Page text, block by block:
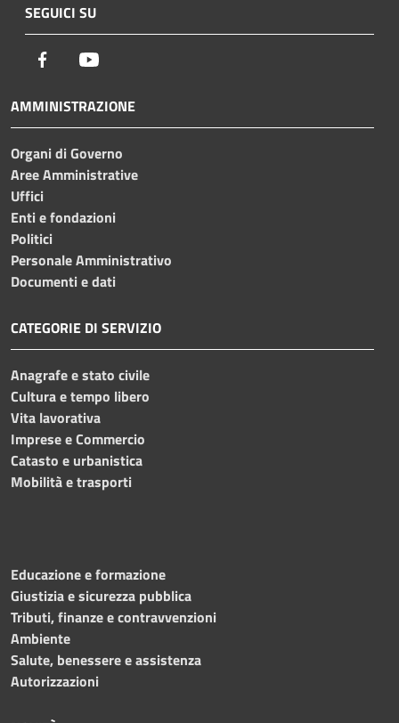
SEGUICI SU
Facebook
AMMINISTRAZIONE
Organi di Governo
Aree Amministrative
Uffici
Enti e fondazioni
Politici
Personale Amministrativo
Documenti e dati
CATEGORIE DI SERVIZIO
Anagrafe e stato civile
Cultura e tempo libero
Vita lavorativa
Imprese e Commercio
Catasto e urbanistica
Mobilità e trasporti
Educazione e formazione
Giustizia e sicurezza pubblica
Tributi, finanze e contravvenzioni
Ambiente
Salute, benessere e assistenza
Autorizzazioni